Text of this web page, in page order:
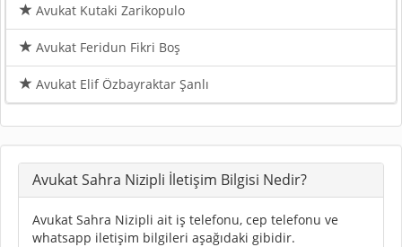
Avukat Kutaki Zarikopulo
Avukat Feridun Fikri Boş
Avukat Elif Özbayraktar Şanlı
Avukat Sahra Nizipli İletişim Bilgisi Nedir?
Avukat Sahra Nizipli ait iş telefonu, cep telefonu ve
whatsapp iletişim bilgileri aşağıdaki gibidir.